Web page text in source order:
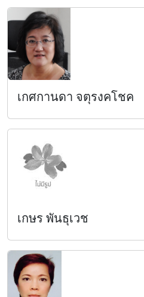
เกศกานดา จตุรงคโชค
เกษร พันธุเวช